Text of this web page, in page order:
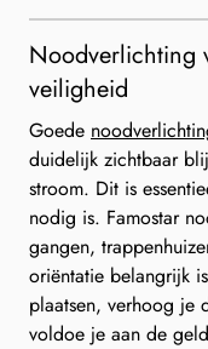
Noodverlichting
veiligheid
Goede
duidelijk zichtbaar
stroom. Dit is
nodig is. Famostar
gangen,
oriëntatie belangrijk
plaatsen, verhoog je
voldoe je aan de